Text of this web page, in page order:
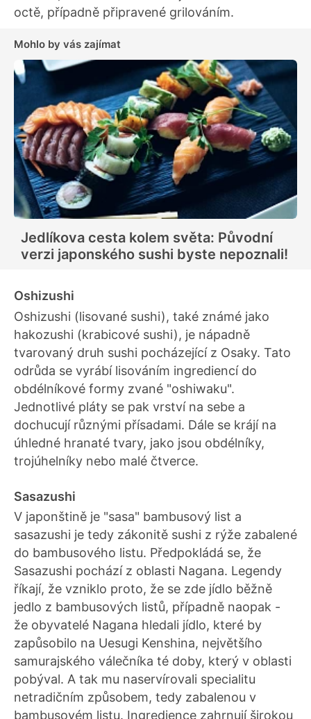
octě, případně připravené grilováním.
Mohlo by vás zajímat
Jedlíkova cesta kolem světa: Původní
verzi japonského sushi byste nepoznali!
Oshizushi
Oshizushi (lisované sushi), také známé jako
hakozushi (krabicové sushi), je nápadně
tvarovaný druh sushi pocházející z Osaky. Tato
odrůda se vyrábí lisováním ingrediencí do
obdélníkové formy zvané "oshiwaku".
Jednotlivé pláty se pak vrství na sebe a
dochucují různými přísadami. Dále se krájí na
úhledné hranaté tvary, jako jsou obdélníky,
trojúhelníky nebo malé čtverce.
Sasazushi
V japonštině je "sasa" bambusový list a
sasazushi je tedy zákonitě sushi z rýže zabalené
do bambusového listu. Předpokládá se, že
Sasazushi pochází z oblasti Nagana. Legendy
říkají, že vzniklo proto, že se zde jídlo běžně
jedlo z bambusových listů, případně naopak -
že obyvatelé Nagana hledali jídlo, které by
zapůsobilo na Uesugi Kenshina, největšího
samurajského válečníka té doby, který v oblasti
pobýval. A tak mu naservírovali specialitu
netradičním způsobem, tedy zabalenou v
bambusovém listu. Ingredience zahrnují širokou